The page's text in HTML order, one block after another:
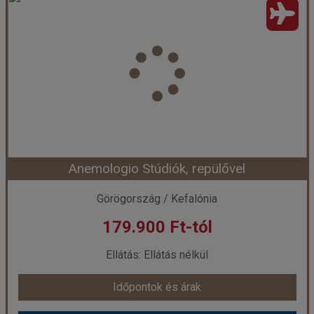
Város:Lassi
Utazás módja:
Repülővel
Ellátás: Ellátás nélkül
Szálláskategória:Apartman
3 felnőtt és 1 gyermek vihető
Időpont: 2026-09-18 | 7 éj
már 159.900 Ft-tól
Időpontok és árak
Bőröndbe
Anemologio Stúdiók, repülővel
Görögország / Kefalónia
179.900 Ft-tól
Ellátás: Ellátás nélkül
Időpontok és árak